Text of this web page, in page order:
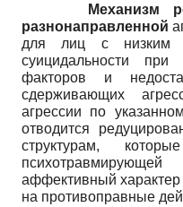
Механизм
разнонаправленной
для лиц с низким
суицидальности при
факторов и
сдерживающих
агрессии по
отводится
структурам,
аффективный характер
на противоправные